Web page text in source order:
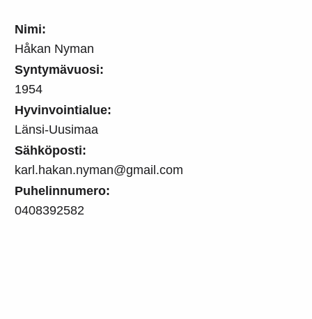
Nimi:
Håkan Nyman
Syntymävuosi:
1954
Hyvinvointialue:
Länsi-Uusimaa
Sähköposti:
karl.hakan.nyman@gmail.com
Puhelinnumero:
0408392582